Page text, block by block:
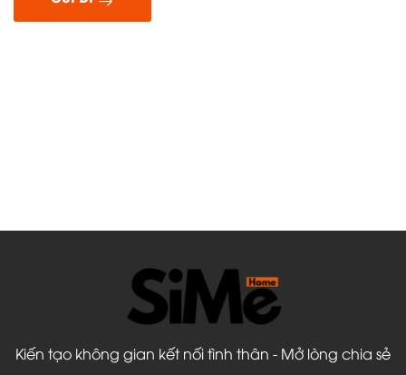
Kiến tạo không gian kết nối tình thân - Mở lòng chia sẻ